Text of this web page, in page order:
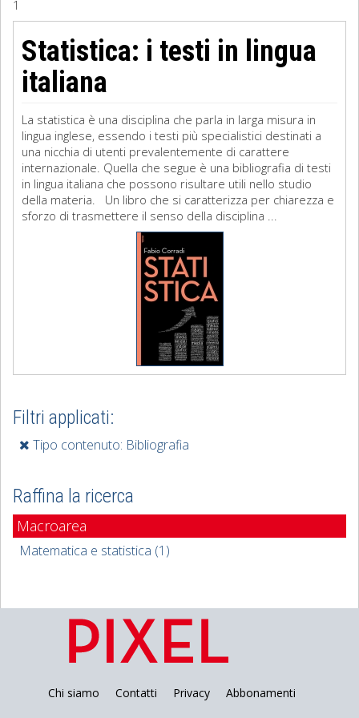
Filosofia
Matematica
Diritto
1
Statistica: i testi in lingua
italiana
La statistica è una disciplina che parla in larga misura in
lingua inglese, essendo i testi più specialistici destinati a
una nicchia di utenti prevalentemente di carattere
internazionale. Quella che segue è una bibliografia di testi
in lingua italiana che possono risultare utili nello studio
della materia. Un libro che si caratterizza per chiarezza e
sforzo di trasmettere il senso della disciplina ...
Filtri applicati:
Tipo contenuto: Bibliografia
Raffina la ricerca
Macroarea
Matematica e statistica (1)
Chi siamo Contatti Privacy Abbonamenti